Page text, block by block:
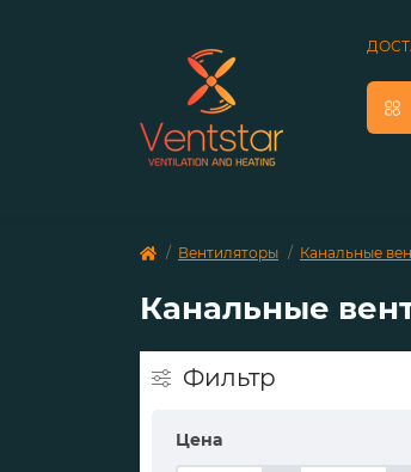
Вентиляторы Канальные
Канальные
Фильтр
Цена